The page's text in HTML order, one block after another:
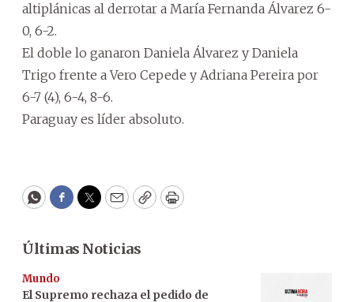
altiplánicas al derrotar a María Fernanda Álvarez 6-
0, 6-2.
El doble lo ganaron Daniela Álvarez y Daniela
Trigo frente a Vero Cepede y Adriana Pereira por
6-7 (4), 6-4, 8-6.
Paraguay es líder absoluto.
WhatsApp
Facebook
Twitter
EmailCopyPrint
Últimas Noticias
Mundo
El Supremo rechaza el pedido de